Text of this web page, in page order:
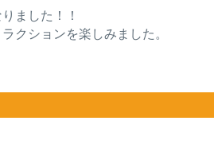
ました！！
クションを楽しみました。